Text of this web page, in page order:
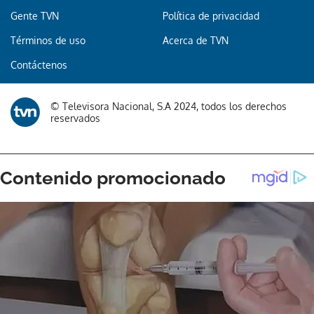
Gracias por suscribirte a nuestro boletín.
Gente TVN Política de privacidad
Términos de uso Acerca de TVN
Contáctenos
© Televisora Nacional, S.A 2024, todos los derechos
reservados